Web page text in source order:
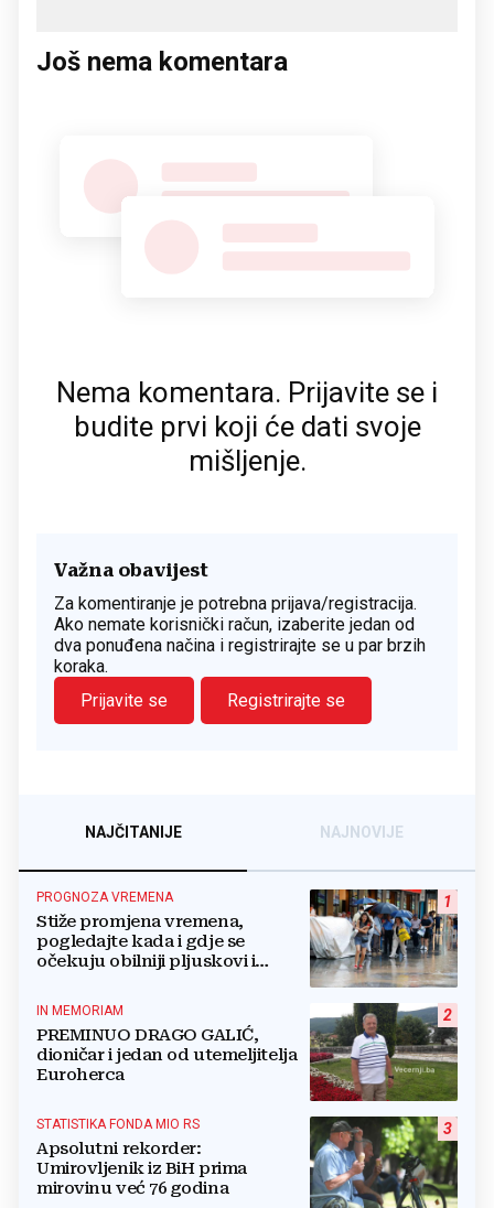
Još nema komentara
Nema komentara. Prijavite se i
budite prvi koji će dati svoje
mišljenje.
Važna obavijest
Za komentiranje je potrebna prijava/registracija.
Ako nemate korisnički račun, izaberite jedan od
dva ponuđena načina i registrirajte se u par brzih
koraka.
Prijavite se
Registrirajte se
NAJČITANIJE NAJNOVIJE
1
PROGNOZA VREMENA
Stiže promjena vremena,
pogledajte kada i gdje se
očekuju obilniji pljuskovi i
2
IN MEMORIAM
PREMINUO DRAGO GALIĆ,
dioničar i jedan od utemeljitelja
Euroherca
3
STATISTIKA FONDA MIO RS
Apsolutni rekorder:
Umirovljenik iz BiH prima
mirovinu već 76 godina